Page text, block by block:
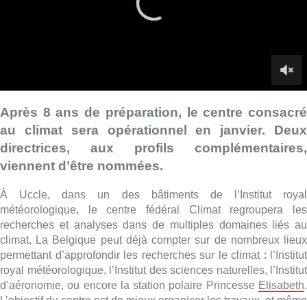
À Uccle, dans un des bâtiments de l’Institut royal
météorologique, le centre fédéral Climat regroupera les
climat. La Belgique peut déjà compter sur de nombreux lieux
permettant d’approfondir les recherches sur le climat : l’Institut
royal météorologique, l’Institut des sciences naturelles, l’Institut
L’objectif du centre est de mieux organiser les travaux, et même
de pouvoir les agencer en fonction des différents secteurs.
Le centre compte recruter 80 nouveaux chercheurs dans les
domaines présentés, avec un budget de 10 millions sur les
quatre prochaines années. Les deux premiers noms qui
composeront ces chercheurs, sont ceux des deux directrices.
Valérie Trouet, chercheuse belge qui étudie la
dendrochronologie, l’étude des modifications climatiques
marquées dans les cernes des arbres. Et Ella Tamsin, une
physicienne spécialisée dans les trous noirs.
► Une interview du secrétaire d’État fédéral chargé de la